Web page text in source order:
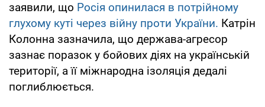
заявили, що Росія опинилася в потрійному
глухому куті через війну проти України. Катрін
Колонна зазначила, що держава-агресор
зазнає поразок у бойових діях на українській
території, а її міжнародна ізоляція дедалі
поглиблюється.